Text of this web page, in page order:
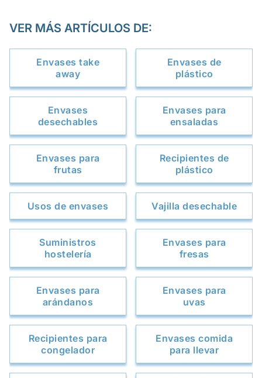
VER MÁS ARTÍCULOS DE:
Envases take
away
Envases de
plástico
Envases
desechables
Envases para
ensaladas
Envases para
frutas
Recipientes de
plástico
Usos de envases Vajilla desechable
Suministros
hostelería
Envases para
fresas
Envases para
arándanos
Envases para
uvas
Recipientes para
congelador
Envases comida
para llevar